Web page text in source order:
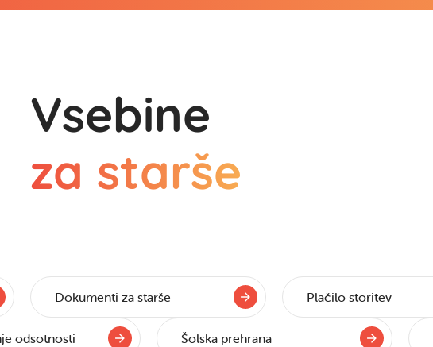
Vsebine
za starše
Dokumenti za starše Plačilo storitev
odsotnosti Šolska prehrana